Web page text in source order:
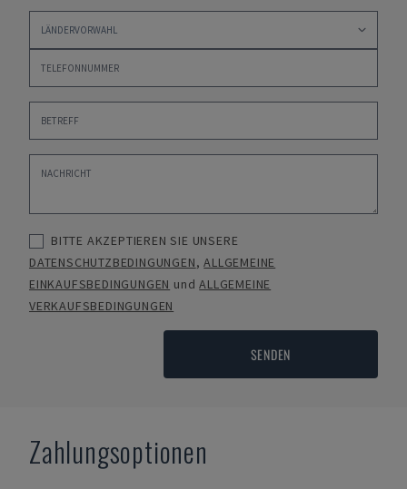
BITTE AKZEPTIEREN SIE UNSERE
DATENSCHUTZBEDINGUNGEN,ALLGEMEINE
EINKAUFSBEDINGUNGEN undALLGEMEINE
VERKAUFSBEDINGUNGEN
SENDEN
Zahlungsoptionen